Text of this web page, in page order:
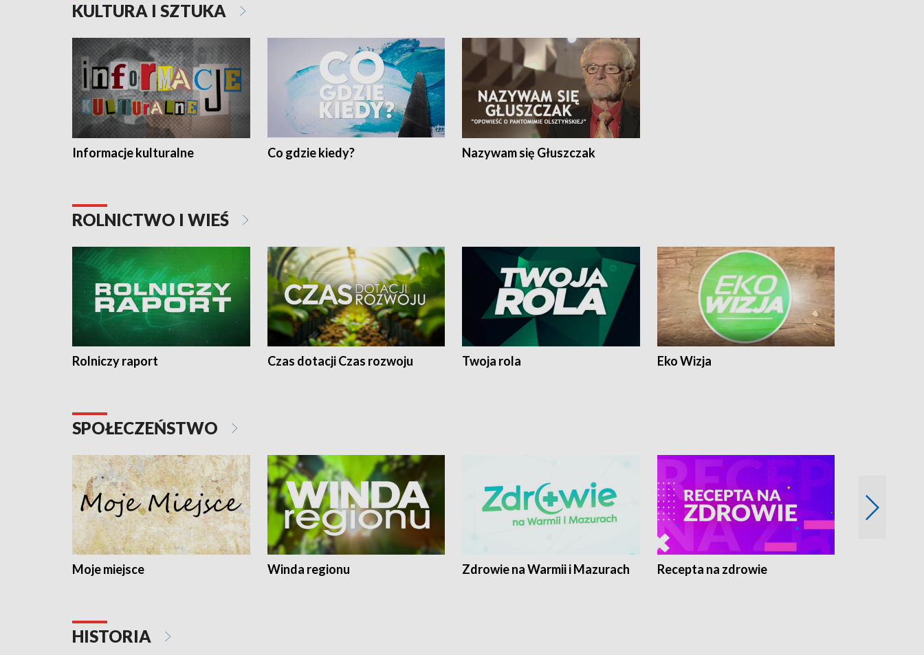
KULTURA I SZTUKA
Informacje kulturalne Co gdzie kiedy? Nazywam się Głuszczak
ROLNICTWO I WIEŚ
Rolniczy raport Czas dotacji Czas rozwoju Twoja rola Eko Wizja
SPOŁECZEŃSTWO
Moje miejsce Winda regionu Zdrowie na Warmii i Mazurach Recepta na zdrowie
HISTORIA